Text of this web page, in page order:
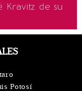
Kravitz de su
Potosí